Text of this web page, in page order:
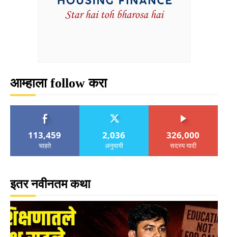
आम्हाला follow करा
113,459
चाहते
2,036
अनुयायी
326,000
सदस्य यादी
इतर नवीनतम कथा